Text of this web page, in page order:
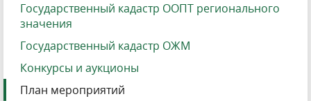
Государственный кадастр ООПТ регионального
значения
Государственный кадастр ОЖМ
Конкурсы и аукционы
План мероприятий